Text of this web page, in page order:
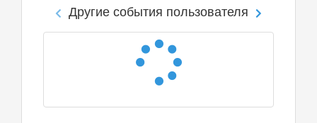
Другие события пользователя